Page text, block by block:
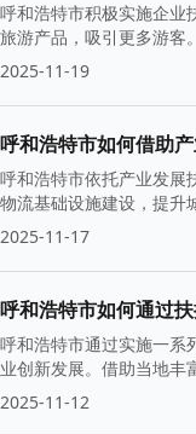
呼和浩特市积极实施企业
旅游产品，吸引更多游客
2025-11-19
呼和浩特市如何借助
呼和浩特市依托产业发展
物流基础设施建设，提升
2025-11-17
呼和浩特市如何通过
呼和浩特市通过实施一系
业创新发展。借助当地丰
2025-11-12